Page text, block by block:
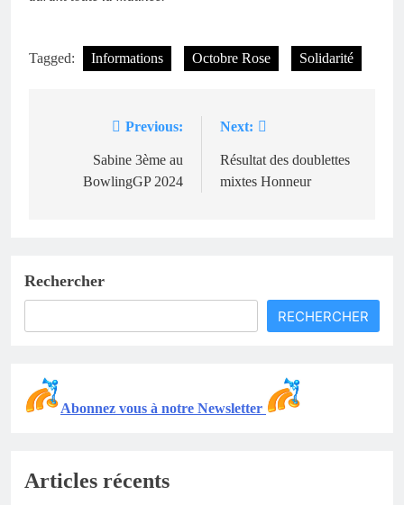
Tagged: Informations Octobre Rose Solidarité
NavigationPrevious:
Sabine 3ème au
BowlingGP 2024
Next:
Résultat des doublettes
mixtes Honneur
Rechercher
RECHERCHER
Abonnez vous à notre Newsletter
Articles récents